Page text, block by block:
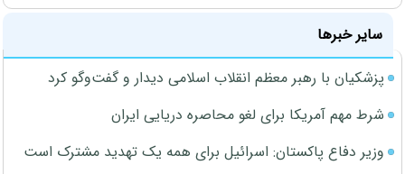
سایر خبرها
پزشکیان با رهبر معظم انقلاب اسلامی دیدار و گفت‌وگو کرد
شرط مهم آمریکا برای لغو محاصره دریایی ایران
وزیر دفاع پاکستان: اسرائیل برای همه یک تهدید مشترک است